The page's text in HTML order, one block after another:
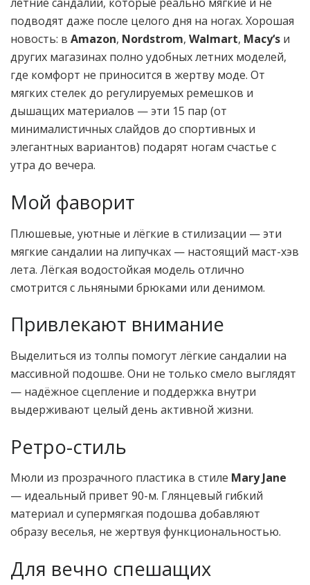
летние сандалии, которые реально мягкие и не
подводят даже после целого дня на ногах. Хорошая
новость: в Amazon, Nordstrom, Walmart, Macy‘s и
других магазинах полно удобных летних моделей,
где комфорт не приносится в жертву моде. От
мягких стелек до регулируемых ремешков и
дышащих материалов — эти 15 пар (от
минималистичных слайдов до спортивных и
элегантных вариантов) подарят ногам счастье с
утра до вечера.
Мой фаворит
Плюшевые, уютные и лёгкие в стилизации — эти
мягкие сандалии на липучках — настоящий маст-хэв
лета. Лёгкая водостойкая модель отлично
смотрится с льняными брюками или денимом.
Привлекают внимание
Выделиться из толпы помогут лёгкие сандалии на
массивной подошве. Они не только смело выглядят
— надёжное сцепление и поддержка внутри
выдерживают целый день активной жизни.
Ретро-стиль
Мюли из прозрачного пластика в стиле Mary Jane
— идеальный привет 90-м. Глянцевый гибкий
материал и супермягкая подошва добавляют
образу веселья, не жертвуя функциональностью.
Для вечно спешащих